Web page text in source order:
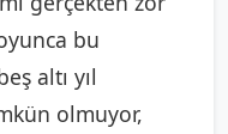
bu
altı yıl
olmuyor,